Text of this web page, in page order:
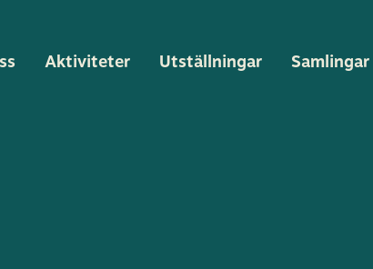
Aktiviteter Utställningar Samlingar